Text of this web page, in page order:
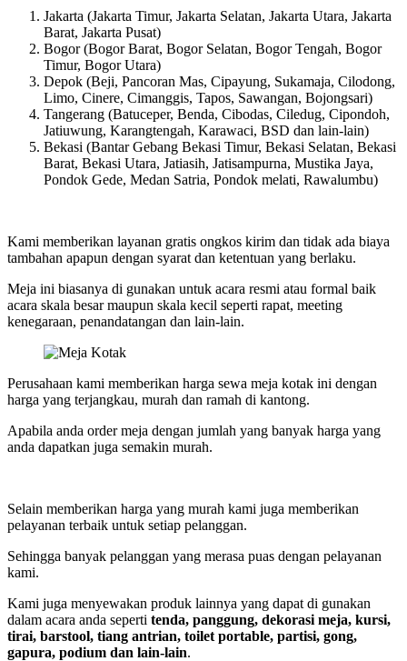
Jakarta (Jakarta Timur, Jakarta Selatan, Jakarta Utara, Jakarta
Barat, Jakarta Pusat)
Bogor (Bogor Barat, Bogor Selatan, Bogor Tengah, Bogor
Timur, Bogor Utara)
Depok (Beji, Pancoran Mas, Cipayung, Sukamaja, Cilodong,
Limo, Cinere, Cimanggis, Tapos, Sawangan, Bojongsari)
Tangerang (Batuceper, Benda, Cibodas, Ciledug, Cipondoh,
Jatiuwung, Karangtengah, Karawaci, BSD dan lain-lain)
Bekasi (Bantar Gebang Bekasi Timur, Bekasi Selatan, Bekasi
Barat, Bekasi Utara, Jatiasih, Jatisampurna, Mustika Jaya,
Pondok Gede, Medan Satria, Pondok melati, Rawalumbu)
Kami memberikan layanan gratis ongkos kirim dan tidak ada biaya
tambahan apapun dengan syarat dan ketentuan yang berlaku.
Meja ini biasanya di gunakan untuk acara resmi atau formal baik
acara skala besar maupun skala kecil seperti rapat, meeting
kenegaraan, penandatangan dan lain-lain.
Perusahaan kami memberikan harga sewa meja kotak ini dengan
harga yang terjangkau, murah dan ramah di kantong.
Apabila anda order meja dengan jumlah yang banyak harga yang
anda dapatkan juga semakin murah.
Selain memberikan harga yang murah kami juga memberikan
pelayanan terbaik untuk setiap pelanggan.
Sehingga banyak pelanggan yang merasa puas dengan pelayanan
kami.
Kami juga menyewakan produk lainnya yang dapat di gunakan
dalam acara anda seperti tenda, panggung, dekorasi meja, kursi,
tirai, barstool, tiang antrian, toilet portable, partisi, gong,
gapura, podium dan lain-lain.